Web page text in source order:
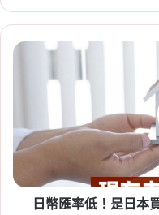
2026-07-23
租賃專法修法
期、續約漲租
點一次看
社會住宅,租
, 租屋補助,
資格
日
是
日
買
日幣匯率低！是日本